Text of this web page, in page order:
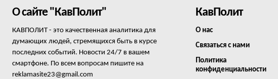
О сайте "КавПолит"
КАВПОЛИТ - это качественная аналитика для
думающих людей, стремящихся быть в курсе
последних событий. Новости 24/7 в вашем
смартфоне. По всем вопросам пишите на
reklamasite23@gmail.com
КавПолит
О нас
Связаться с нами
Политика
конфиденциальности